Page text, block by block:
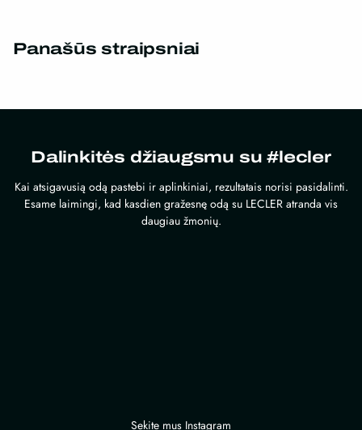
Panašūs straipsniai
Dalinkitės džiaugsmu su #lecler
Kai atsigavusią odą pastebi ir aplinkiniai, rezultatais norisi pasidalinti.
Esame laimingi, kad kasdien gražesnę odą su LECLER atranda vis
daugiau žmonių.
Sekite mus Instagram